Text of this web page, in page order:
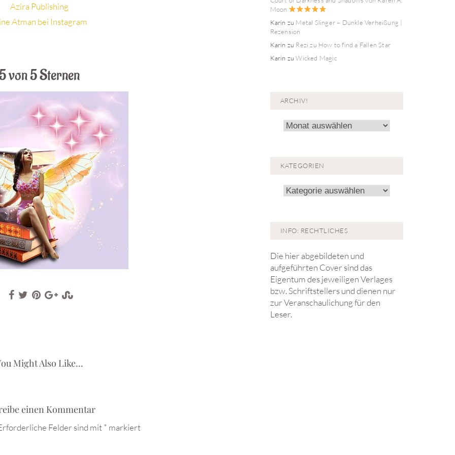
Azira Publishing
Atman bei Instagram
von 5 Sternen
Might Also Like...
einen Kommentar
Felder sind mit* markiert
Moon
Karin zu Metal Slinger – Dunkle Verheißung |
Rezension
Karin zu Rezi zu How to find a Fallen Star
Karin zuWicked Magic
ARCHIV!
Archiv!
KATEGORIEN
Kategorien
INFO: RECHTLICHES
Die hier abgebildeten und
aufgeführten Cover sind das
Eigentum des jeweiligen Verlages
bzw. Schriftstellers und dienen nur
zur Veranschaulichung für den
Leser.